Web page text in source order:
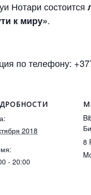
Нотари состоится
к миру».
по телефону:
2018
- 20:00
8